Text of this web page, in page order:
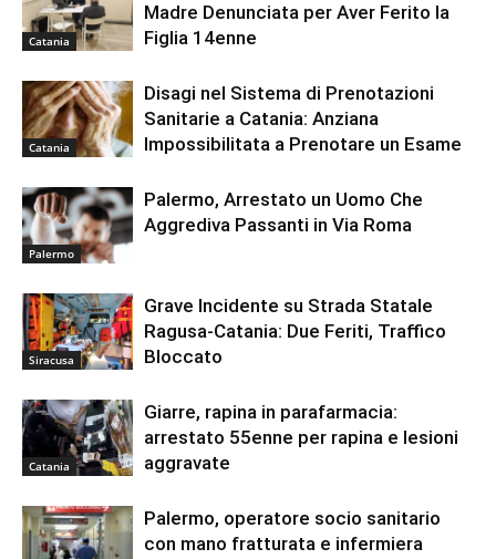
Catania
Madre Denunciata per Aver Ferito la
Figlia 14enne
Catania
Disagi nel Sistema di Prenotazioni
Sanitarie a Catania: Anziana
Impossibilitata a Prenotare un Esame
Palermo
Palermo, Arrestato un Uomo Che
Aggrediva Passanti in Via Roma
Siracusa
Grave Incidente su Strada Statale
Ragusa-Catania: Due Feriti, Traffico
Bloccato
Catania
Giarre, rapina in parafarmacia:
arrestato 55enne per rapina e lesioni
aggravate
Palermo, operatore socio sanitario
con mano fratturata e infermiera